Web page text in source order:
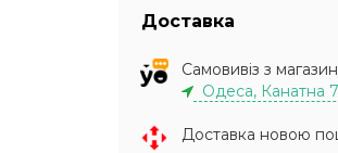
Доставка
Самовивіз з
Одеса, Канатна
Доставка новою